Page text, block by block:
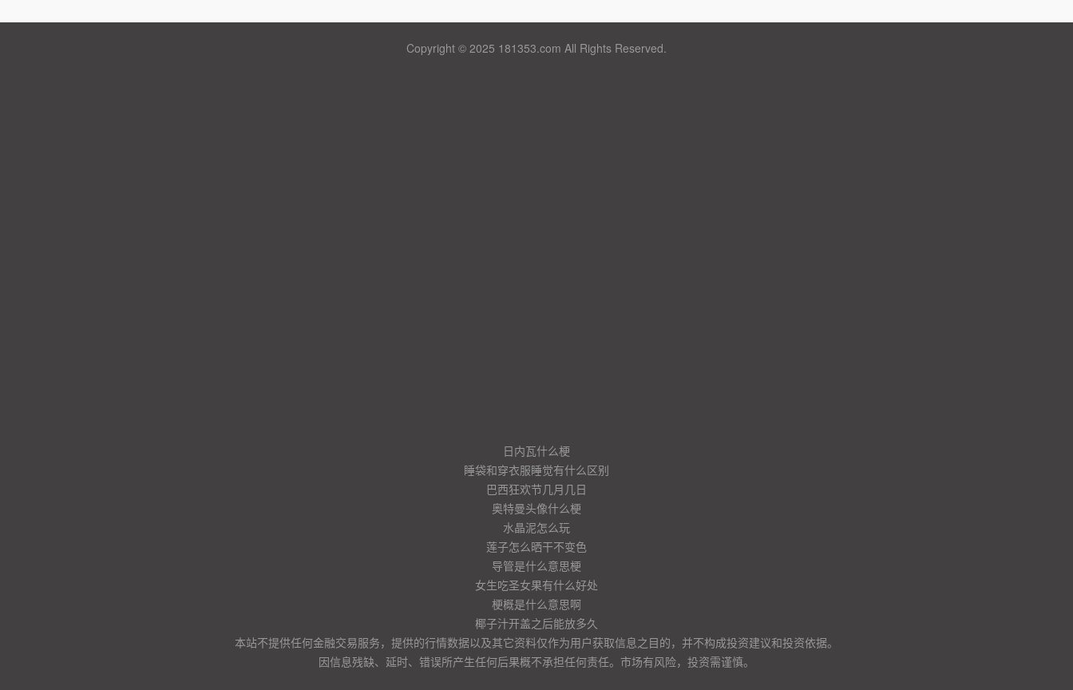
Copyright © 2025 181353.com All Rights Reserved.
日内瓦什么梗
睡袋和穿衣服睡觉有什么区别
巴西狂欢节几月几日
奥特曼头像什么梗
水晶泥怎么玩
莲子怎么晒干不变色
导管是什么意思梗
女生吃圣女果有什么好处
梗概是什么意思啊
椰子汁开盖之后能放多久
本站不提供任何金融交易服务，提供的行情数据以及其它资料仅作为用户获取信息之目的，并不构成投资建议和投资依据。
因信息残缺、延时、错误所产生任何后果概不承担任何责任。市场有风险，投资需谨慎。